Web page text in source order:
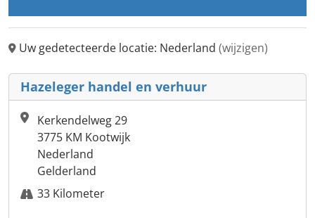
Uw gedetecteerde locatie: Nederland (wijzigen)
Hazeleger handel en verhuur
Kerkendelweg 29
3775 KM Kootwijk
Nederland
Gelderland
33 Kilometer